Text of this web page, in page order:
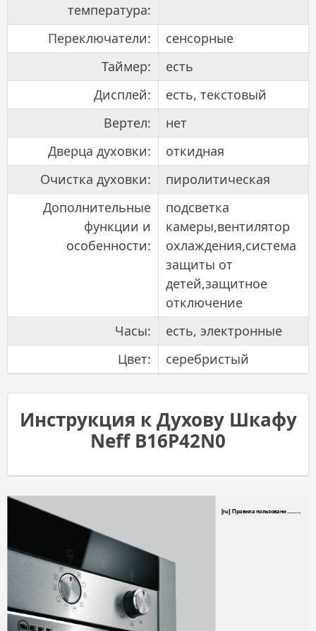
температура:
Переключатели:
сенсорные
Таймер:
есть
Дисплей:
есть, текстовый
Вертел:
нет
Дверца духовки:
откидная
Очистка духовки:
пиролитическая
Дополнительные
функции и
особенности:
подсветка
камеры,вентилятор
охлаждения,система
защиты от
детей,защитное
отключение
Часы:
есть, электронные
Цвет:
серебристый
Инструкция к Духову Шкафу
Neff B16P42N0
[ru] Правила пользовани.........